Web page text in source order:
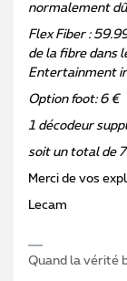
normalement
Flex Fiber :
de la fibre dans
Entertainment
Option foot: 6 €
1 décodeur
soit un total de
Merci de vos
Lecam
Quand la vérité